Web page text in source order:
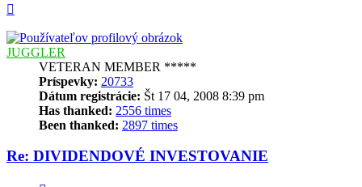
JUGGLER
VETERAN MEMBER *****
Príspevky: 20733
Dátum registrácie: Št 17 04, 2008 8:39 pm
Has thanked: 2556 times
Been thanked: 2897 times
Re: DIVIDENDOVÉ INVESTOVANIE